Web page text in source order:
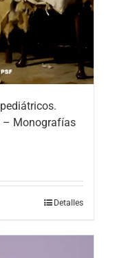
– Monografías
Detalles